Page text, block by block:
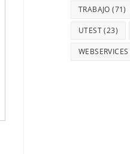
TRABAJO (71)
UTEST(23)
WEBSERVICES